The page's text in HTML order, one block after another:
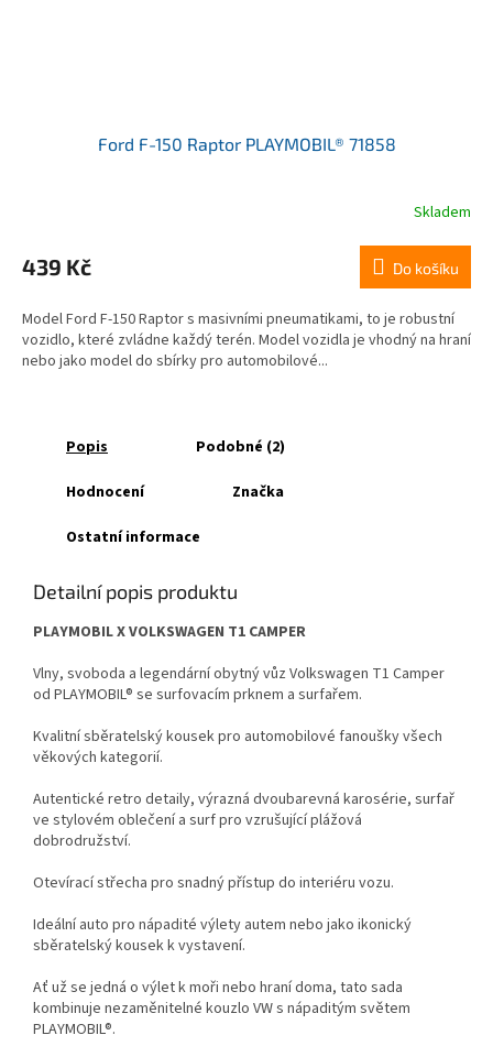
Ford F-150 Raptor PLAYMOBIL® 71858
Skladem
439 Kč Do košíku
Model Ford F-150 Raptor s masivními pneumatikami, to je robustní
vozidlo, které zvládne každý terén. Model vozidla je vhodný na hraní
nebo jako model do sbírky pro automobilové...
Popis Podobné (2)
Hodnocení Značka
Ostatní informace
Detailní popis produktu
PLAYMOBIL X VOLKSWAGEN T1 CAMPER
Vlny, svoboda a legendární obytný vůz Volkswagen T1 Camper
od PLAYMOBIL® se surfovacím prknem a surfařem.
Kvalitní sběratelský kousek pro automobilové fanoušky všech
věkových kategorií.
Autentické retro detaily, výrazná dvoubarevná karosérie, surfař
ve stylovém oblečení a surf pro vzrušující plážová
dobrodružství.
Otevírací střecha pro snadný přístup do interiéru vozu.
Ideální auto pro nápadité výlety autem nebo jako ikonický
sběratelský kousek k vystavení.
Ať už se jedná o výlet k moři nebo hraní doma, tato sada
kombinuje nezaměnitelné kouzlo VW s nápaditým světem
PLAYMOBIL®.